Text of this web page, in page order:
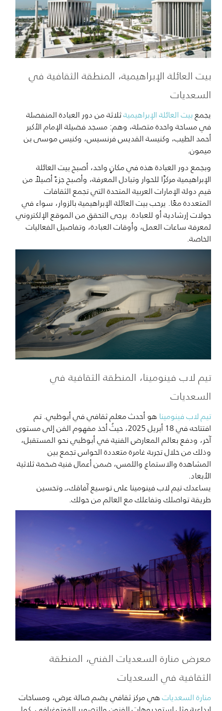
بيت العائلة الإبراهيمية، المنطقة الثقافية في
السعديات
يجمعبيت العائلة الإبراهيميةثلاثة من دور العبادة المنفصلة
في مساحة واحدة متصلة، وهم: مسجد فضيلة الإمام الأكبر
أحمد الطيب، وكنيسة القديس فرنسيس، وكنيس موسى بن
ميمون.
وبجمع دور العبادة هذه في مكانٍ واحد، أصبح بيت العائلة
الإبراهيمية مركزًا للحوار وتبادل المعرفة، وأصبح جزءً أصيلاً من
قيم دولة الإمارات العربية المتحدة التي تجمع الثقافات
المتعددة معًا. يرحب بيت العائلة الإبراهيمية بالزوار، سواء في
جولات إرشادية أو للعبادة. يرجى التحقق من الموقع الإلكتروني
لمعرفة ساعات العمل، وأوقات العبادة، وتفاصيل الفعاليات
الخاصة.
تيم لاب فينومينا، المنطقة الثقافية في
السعديات
تيم لاب فينوميناهو أحدث معلم ثقافي في أبوظبي. تم
افتتاحه في 18 أبريل 2025، حيثُ أخذ مفهوم الفن إلى مستوى
آخر، ودفع بعالم المعارض الفنية في أبوظبي نحو المستقبل،
وذلك من خلال تجربة غامرة متعددة الحواس تجمع بين
المشاهدة والاستماع واللمس، ضمن أعمال فنية ضخمة ثلاثية
الأبعاد.
يساعدك تيم لاب فينومينا على توسيع آفاقك،ـ وتحسين
طريقة تواصلك وتفاعلك مع العالم من حولك.
معرض منارة السعديات الفني، المنطقة
الثقافية في السعديات
منارة السعدياتهي مركز ثقافي يضم صالة عرض، ومساحات